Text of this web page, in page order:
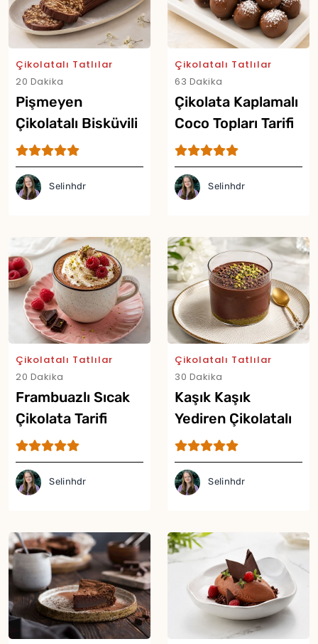
Çikolatalı Tatlılar
20 Dakika
Pişmeyen
Çikolatalı Bisküvili
Tatlı Tarifi
Selinhdr
Çikolatalı Tatlılar
63 Dakika
Çikolata Kaplamalı
Coco Topları Tarifi
Selinhdr
Çikolatalı Tatlılar
20 Dakika
Frambuazlı Sıcak
Çikolata Tarifi
Selinhdr
Çikolatalı Tatlılar
30 Dakika
Kaşık Kaşık
Yediren Çikolatalı
Fıstıklı Puding
Tarifi
Selinhdr